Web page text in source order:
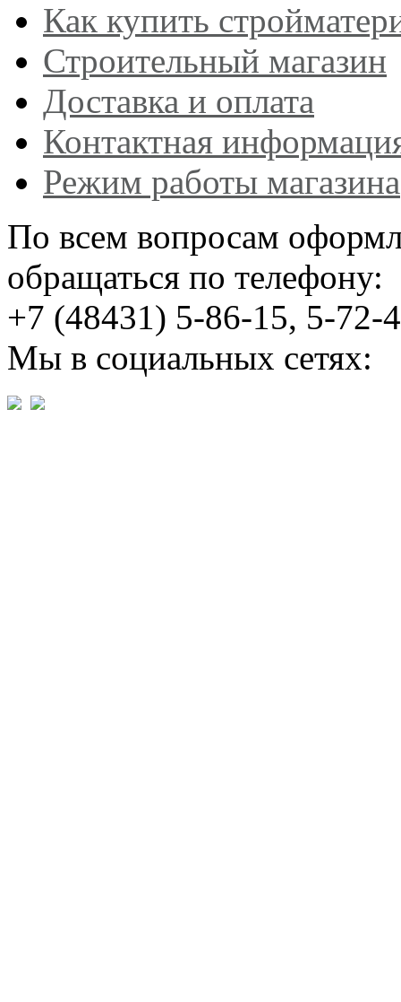
Как купить
Строительный магазин
Доставка и оплата
Контактная
Режим работы магазина
По всем вопросам
обращаться по телефону:
+7 (48431) 5-86-15, 5-72-
Мы в социальных сетях: